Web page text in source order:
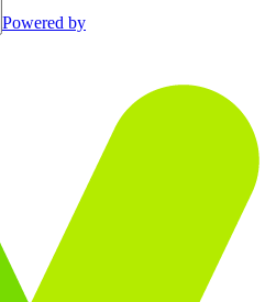
Powered by